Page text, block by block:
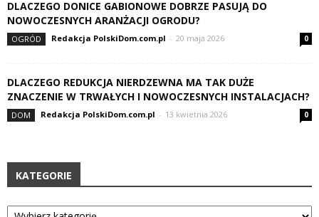
DLACZEGO DONICE GABIONOWE DOBRZE PASUJĄ DO
NOWOCZESNYCH ARANŻACJI OGRODU?
OGRÓD Redakcja PolskiDom.com.pl - 20 maja 2026 0
DLACZEGO REDUKCJA NIERDZEWNA MA TAK DUŻE
ZNACZENIE W TRWAŁYCH I NOWOCZESNYCH INSTALACJACH?
DOM Redakcja PolskiDom.com.pl - 13 kwietnia 2026 0
KATEGORIE
Kategorie